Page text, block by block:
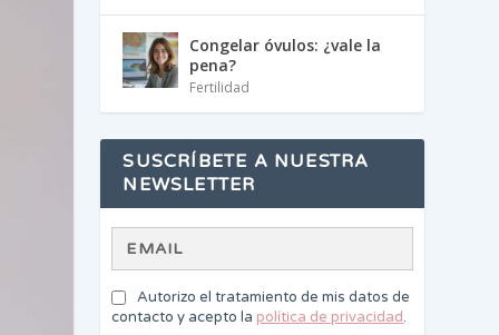
Congelar óvulos: ¿vale la
pena?
Fertilidad
SUSCRÍBETE A NUESTRA
NEWSLETTER
Autorizo el tratamiento de mis datos de
contacto y acepto la política de privacidad.